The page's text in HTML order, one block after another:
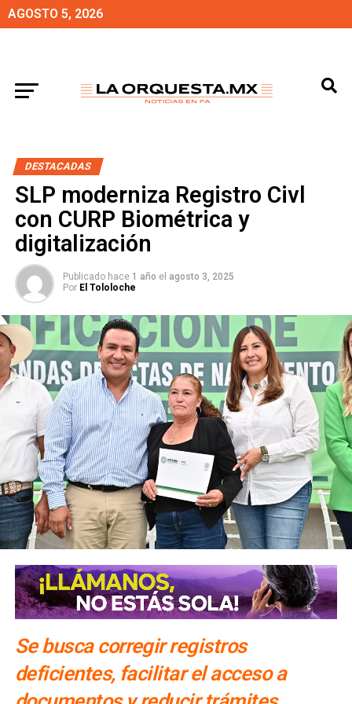
AGOSTO 5, 2026
DESTACADAS
SLP moderniza Registro Civl
con CURP Biométrica y
digitalización
Publicado hace 1 año el agosto 3, 2025
Por El Tololoche
Se busca corregir registros
deficientes, facilitar el acceso a